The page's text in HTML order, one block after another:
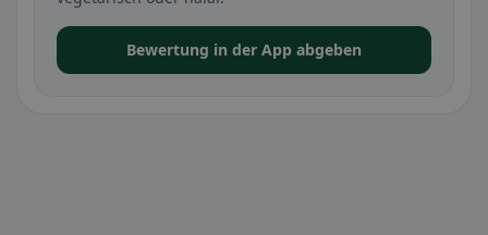
Bewertung in der App abgeben